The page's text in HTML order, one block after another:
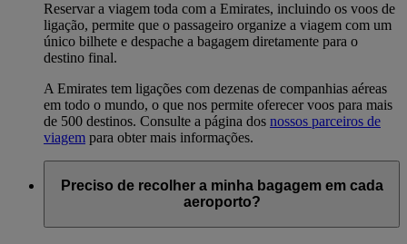
Reservar a viagem toda com a Emirates, incluindo os voos de
ligação, permite que o passageiro organize a viagem com um
único bilhete e despache a bagagem diretamente para o
destino final.
A Emirates tem ligações com dezenas de companhias aéreas
em todo o mundo, o que nos permite oferecer voos para mais
de 500 destinos. Consulte a página dos nossos parceiros de
viagem para obter mais informações.
Preciso de recolher a minha bagagem em cada
aeroporto?